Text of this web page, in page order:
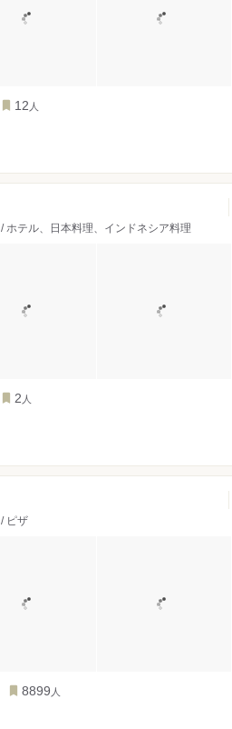
12 人
/ ホテル、日本料理、インドネシア料理
2 人
/ ピザ
8899 人